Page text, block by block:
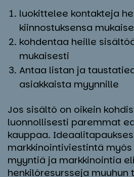
luokittelee kontakteja
kiinnostuksensa
kohdentaa heille
mukaisesti
Antaa listan ja
asiakkaista myynnille
Jos sisältö on oikein
luonnollisesti paremmat
kauppaa.
markkinointiviestintä
myyntiä ja markkinointia
henkilöresursseja muuhun